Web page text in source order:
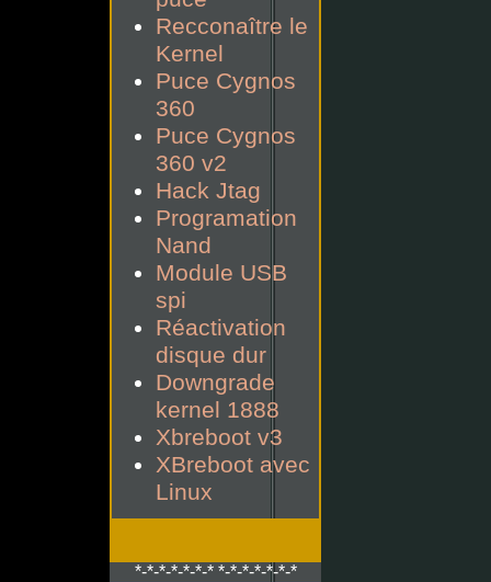
Recconaître le
Kernel
Puce Cygnos
360
Puce Cygnos
360 v2
Hack Jtag
Programation
Nand
Module USB
spi
Réactivation
disque dur
Downgrade
kernel 1888
Xbreboot v3
XBreboot avec
Linux
*-*-*-*-*-*-* *-*-*-*-*-*-*